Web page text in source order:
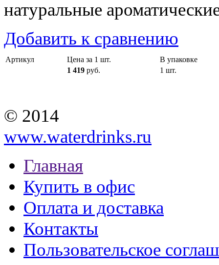
натуральные
Добавить к сравнению
Артикул Цена за 1 шт.
В упаковке
1 419 руб. 1 шт.
© 2014
www.waterdrinks.ru
Главная
Купить в офис
Оплата и доставка
Контакты
Пользовательское